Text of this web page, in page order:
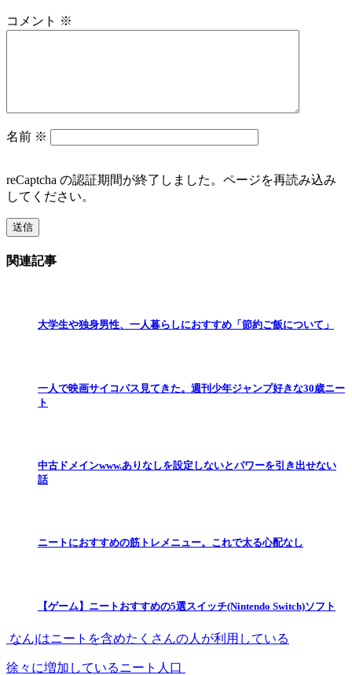
コメント ※
名前 ※
reCaptcha の認証期間が終了しました。ページを再読み込み
してください。
関連記事
大学生や独身男性、一人暮らしにおすすめ「節約ご飯について」
一人で映画サイコパス見てきた。週刊少年ジャンプ好きな30歳ニー
ト
中古ドメインwww.ありなしを設定しないとパワーを引き出せない
話
ニートにおすすめの筋トレメニュー。これで太る心配なし
【ゲーム】ニートおすすめの5選スイッチ(Nintendo Switch)ソフト
なんjはニートを含めたくさんの人が利用している
徐々に増加しているニート人口